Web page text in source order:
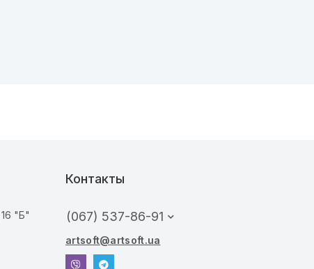
"Б"
Контакты
(067) 537-86-91
artsoft@artsoft.ua